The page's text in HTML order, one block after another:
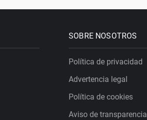
SOBRE NOSOTROS
Política de privacidad
Advertencia legal
Política de cookies
Aviso de transparencia